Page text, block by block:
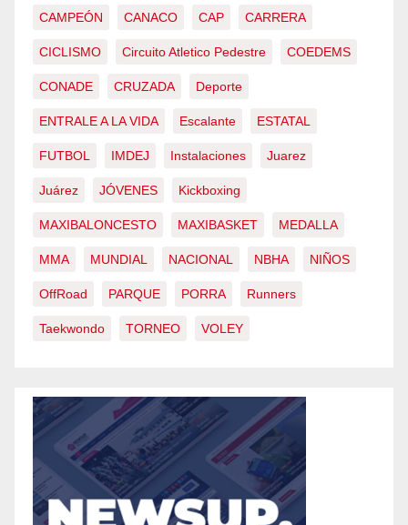
CAMPEÓN CANACO CAP CARRERA
CICLISMO Circuito Atletico Pedestre COEDEMS
CONADE CRUZADA Deporte
ENTRALE A LA VIDA Escalante ESTATAL
FUTBOL IMDEJ Instalaciones Juarez
Juárez JÓVENES Kickboxing
MAXIBALONCESTO MAXIBASKET MEDALLA
MMA MUNDIAL NACIONAL NBHA NIÑOS
OffRoad PARQUE PORRA Runners
Taekwondo TORNEO VOLEY